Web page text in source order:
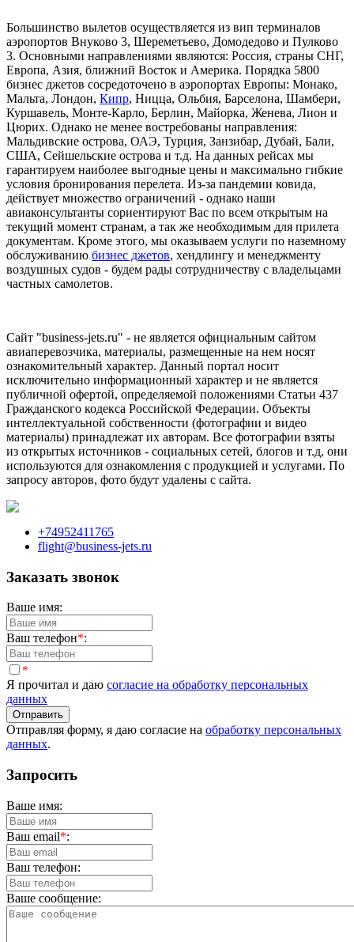
Большинство вылетов осуществляется из вип терминалов
аэропортов Внуково 3, Шереметьево, Домодедово и Пулково
3. Основными направлениями являются: Россия, страны СНГ,
Европа, Азия, ближний Восток и Америка. Порядка 5800
бизнес джетов сосредоточено в аэропортах Европы: Монако,
Мальта, Лондон, Кипр, Ницца, Ольбия, Барселона, Шамбери,
Куршавель, Монте-Карло, Берлин, Майорка, Женева, Лион и
Цюрих. Однако не менее востребованы направления:
Мальдивские острова, ОАЭ, Турция, Занзибар, Дубай, Бали,
США, Сейшельские острова и т.д. На данных рейсах мы
гарантируем наиболее выгодные цены и максимально гибкие
условия бронирования перелета. Из-за пандемии ковида,
действует множество ограничений - однако наши
авиаконсультанты сориентируют Вас по всем открытым на
текущий момент странам, а так же необходимым для прилета
документам. Кроме этого, мы оказываем услуги по наземному
обслуживанию бизнес джетов, хендлингу и менеджменту
воздушных судов - будем рады сотрудничеству с владельцами
частных самолетов.
Сайт "business-jets.ru" - не является официальным сайтом
авиаперевозчика, материалы, размещенные на нем носят
ознакомительный характер. Данный портал носит
исключительно информационный характер и не является
публичной офертой, определяемой положениями Статьи 437
Гражданского кодекса Российской Федерации. Объекты
интеллектуальной собственности (фотографии и видео
материалы) принадлежат их авторам. Все фотографии взяты
из открытых источников - социальных сетей, блогов и т.д, они
используются для ознакомления с продукцией и услугами. По
запросу авторов, фото будут удалены с сайта.
+74952411765
flight@business-jets.ru
Заказать звонок
Ваше имя:
Ваш телефон*:
*
Я прочитал и даю согласие на обработку персональных
данных
Отправляя форму, я даю согласие на обработку персональных
данных.
Запросить
Ваше имя:
Ваш email*:
Ваш телефон:
Ваше сообщение: